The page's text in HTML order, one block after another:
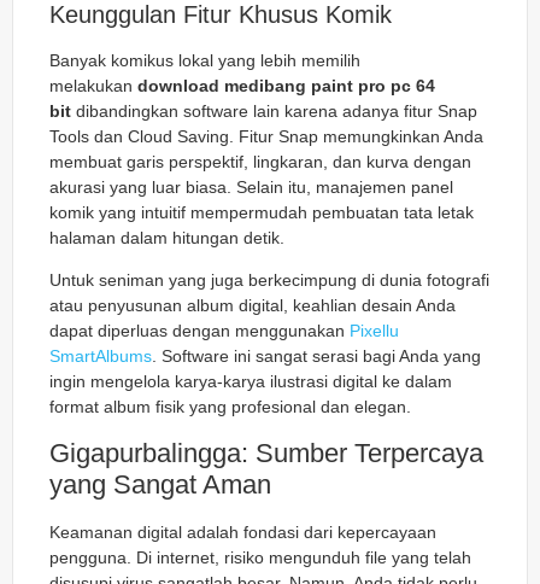
Keunggulan Fitur Khusus Komik
Banyak komikus lokal yang lebih memilih
melakukan download medibang paint pro pc 64
bit dibandingkan software lain karena adanya fitur Snap
Tools dan Cloud Saving . Fitur Snap memungkinkan Anda
membuat garis perspektif, lingkaran, dan kurva dengan
akurasi yang luar biasa. Selain itu, manajemen panel
komik yang intuitif mempermudah pembuatan tata letak
halaman dalam hitungan detik.
Untuk seniman yang juga berkecimpung di dunia fotografi
atau penyusunan album digital, keahlian desain Anda
dapat diperluas dengan menggunakan Pixellu
SmartAlbums. Software ini sangat serasi bagi Anda yang
ingin mengelola karya-karya ilustrasi digital ke dalam
format album fisik yang profesional dan elegan.
Gigapurbalingga: Sumber Terpercaya
yang Sangat Aman
Keamanan digital adalah fondasi dari kepercayaan
pengguna. Di internet, risiko mengunduh file yang telah